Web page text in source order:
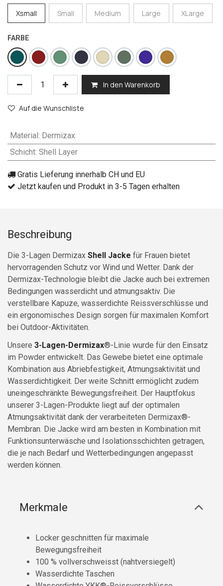
Xsmall Small Medium Large XLarge
FARBE
In den Warenkorb
Auf die Wunschliste
Material : Dermizax
Schicht: Shell Layer
Gratis Lieferung innerhalb CH und EU
Jetzt kaufen und Produkt in 3-5 Tagen erhalten
Beschreibung
Die 3-Lagen Dermizax Shell Jacke für Frauen bietet
hervorragenden Schutz vor Wind und Wetter. Dank der
Dermizax-Technologie bleibt die Jacke auch bei extremen
Bedingungen wasserdicht und atmungsaktiv. Die
verstellbare Kapuze, wasserdichte Reissverschlüsse und
ein ergonomisches Design sorgen für maximalen Komfort
bei Outdoor-Aktivitäten.
Unsere 3-Lagen-Dermizax®-Linie wurde für den Einsatz
im Powder entwickelt. Das Gewebe bietet eine optimale
Kombination aus Abriebfestigkeit, Atmungsaktivität und
Wasserdichtigkeit. Der weite Schnitt ermöglicht zudem
uneingeschränkte Bewegungsfreiheit. Der Hauptfokus
unserer 3-Lagen-Produkte liegt auf der optimalen
Atmungsaktivität dank der verarbeiteten Dermizax®-
Membran. Die Jacke wird am besten in Kombination mit
Funktionsunterwäsche und Isolationsschichten getragen,
die je nach Bedarf und Wetterbedingungen angepasst
werden können.
Merkmale
Locker geschnitten für maximale
Bewegungsfreiheit
100 % vollverschweisst (nahtversiegelt)
Wasserdichte Taschen